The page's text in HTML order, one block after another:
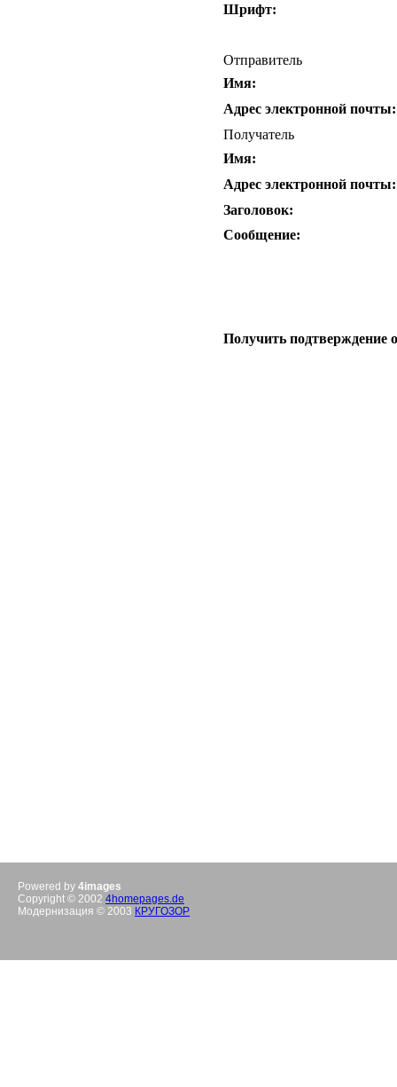
Шрифт:
Отправитель
Имя:
Адрес электронной почты:
Получатель
Имя:
Адрес электронной почты:
Заголовок:
Сообщение:
Получить подтверждение
Powered by 4images
Copyright © 2002 4homepages.de
Модернизация © 2003 КРУГОЗОР